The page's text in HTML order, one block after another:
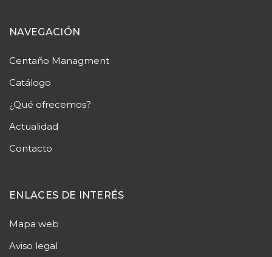
NAVEGACIÓN
Centaño Managment
Catálogo
¿Qué ofrecemos?
Actualidad
Contacto
ENLACES DE INTERÉS
Mapa web
Aviso legal